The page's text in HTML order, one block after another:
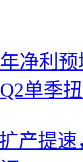
净利
单季
产提